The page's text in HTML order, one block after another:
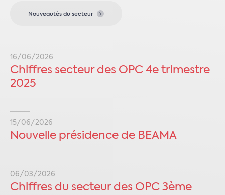
Nouveautés du secteur
16/06/2026
Chiffres secteur des OPC 4e trimestre
2025
15/06/2026
Nouvelle présidence de BEAMA
06/03/2026
Chiffres du secteur des OPC 3ème